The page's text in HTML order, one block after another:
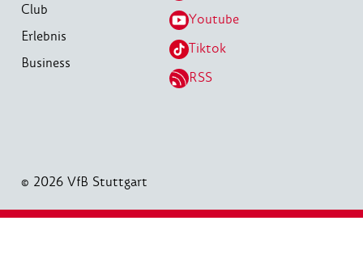
Club
Erlebnis
Business
Youtube
Tiktok
RSS
© 2026 VfB Stuttgart